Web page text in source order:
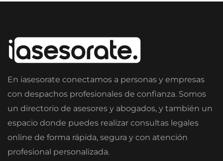
En iasesorate conectamos a personas y empresas
con despachos profesionales de confianza. Somos
un directorio de asesores y abogados, y también un
espacio donde puedes realizar consultas legales
online de forma rápida, segura y con atención
profesional personalizada.